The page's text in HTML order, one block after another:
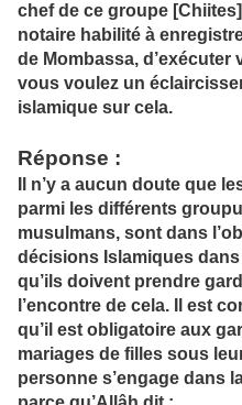
chef de ce groupe
notaire habilité à
de Mombassa, d’exécuter
vous voulez un
islamique sur cela.
Réponse :
Il n’y a aucun doute que
parmi les différents
musulmans, sont dans
décisions Islamiques dans
qu’ils doivent prendre
l’encontre de cela. Il est
qu’il est obligatoire aux
mariages de filles sous
personne s’engage dans